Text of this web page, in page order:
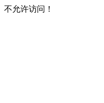
不允许访问！